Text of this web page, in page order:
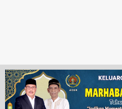
Ketentuan Penggunaan Redaksi